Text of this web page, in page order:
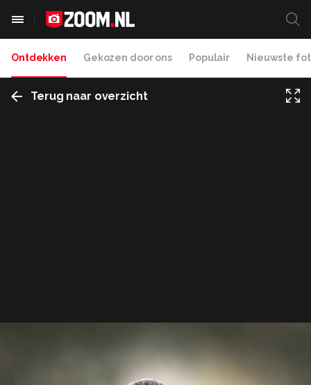
Ontdekken Gekozen door ons Populair Nieuwste
Terug naar overzicht